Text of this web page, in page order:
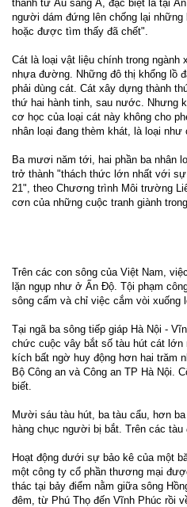
thành từ Âu sang Á, đặc biệt là tại
người dám đứng lên chống lại
hoặc được tìm thấy đã chết".
Cát là loại vật liệu chính trong ngành
nhựa đường. Những đô thị khổng lồ
phải dùng cát. Cát xây dựng thành
thứ hai hành tinh, sau nước. Nhưng
cơ học của loại cát này không cho
nhân loại đang thèm khát, là loại như
Ba mươi năm tới, hai phần ba nhân
trở thành "thách thức lớn nhất với
21", theo Chương trình Môi trường
cơn của những cuộc tranh giành
Trên các con sông của Việt Nam,
lặn ngụp như ở Ấn Độ. Tội phạm
sông cấm và chỉ việc cắm vòi xuống
Tại ngã ba sông tiếp giáp Hà Nội -
chức cuộc vây bắt số tàu hút cát
kích bất ngờ huy động hơn hai trăm
Bộ Công an và Công an TP Hà Nội.
biết.
Mười sáu tàu hút, ba tàu cẩu, hơn
hàng chục người bị bắt. Trên các tàu
Hoạt động dưới sự bảo kê của một
một công ty cổ phần thương mại
thác tại bảy điểm nằm giữa sông
đêm, từ Phú Thọ đến Vĩnh Phúc rồi